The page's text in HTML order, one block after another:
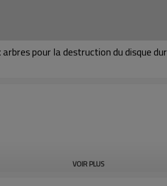
pour la destruction du disque dur
VOIR PLUS